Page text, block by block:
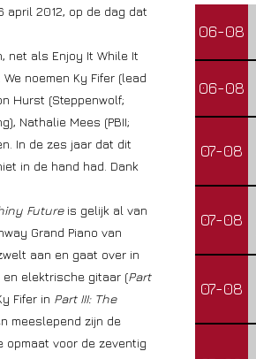
april 2012, op de dag dat
net als Enjoy It While It
noemen Ky Fifer (lead
Hurst (Steppenwolf;
Nathalie Mees (PBII;
In de zes jaar dat dit
in de hand had. Dank
Futureis gelijk al van
Grand Piano van
aan en gaat over in
elektrische gitaar (Part
Fifer in Part III: The
meeslepend zijn de
opmaat voor de zeventig
06-08
06-08
07-08
07-08
07-08